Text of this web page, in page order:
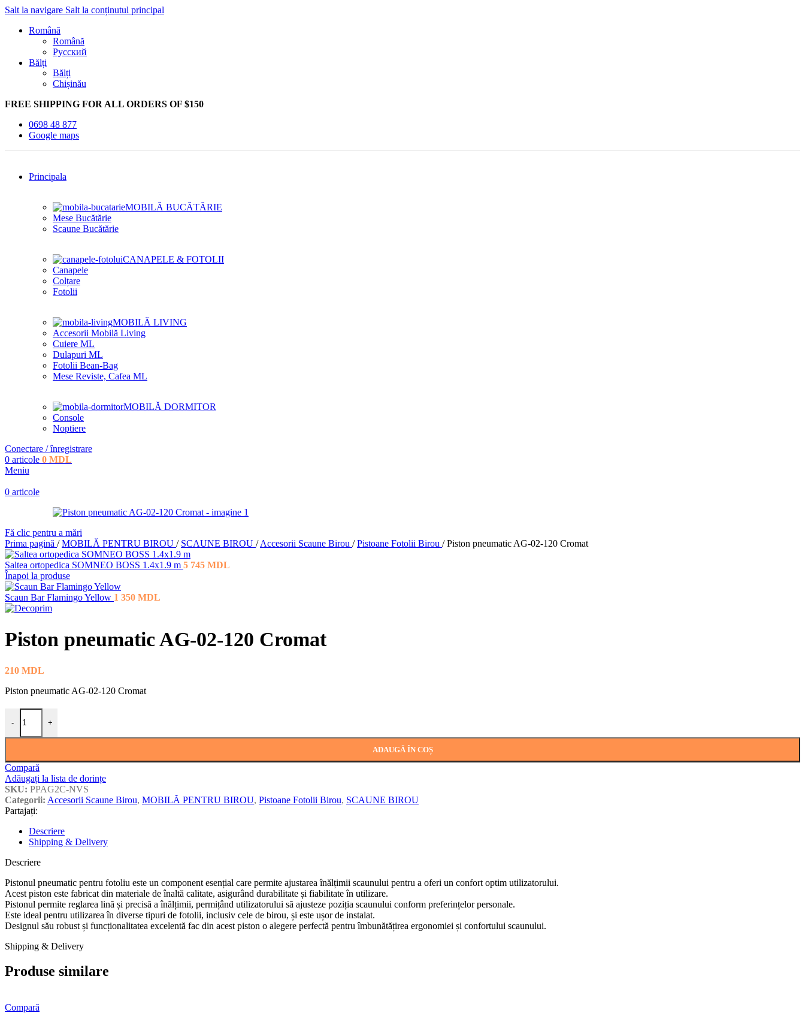
Salt la navigare Salt la conținutul principal
Română
Română
Русский
Bălți
Bălți
Chișinău
FREE SHIPPING FOR ALL ORDERS OF $150
0698 48 877
Google maps
Principala
MOBILĂ BUCĂTĂRIE
Mese Bucătărie
Scaune Bucătărie
CANAPELE & FOTOLII
Canapele
Colțare
Fotolii
MOBILĂ LIVING
Accesorii Mobilă Living
Cuiere ML
Dulapuri ML
Fotolii Bean-Bag
Mese Reviste, Cafea ML
MOBILĂ DORMITOR
Console
Noptiere
Conectare / înregistrare
0 articole 0 MDL
Meniu
0 articole
Fă clic pentru a mări
Prima pagină / MOBILĂ PENTRU BIROU / SCAUNE BIROU / Accesorii Scaune Birou / Pistoane Fotolii Birou / Piston pneumatic AG-02-120 Cromat
Saltea ortopedica SOMNEO BOSS 1.4x1.9 m 5 745 MDL
Înapoi la produse
Scaun Bar Flamingo Yellow 1 350 MDL
Piston pneumatic AG-02-120 Cromat
210 MDL
Piston pneumatic AG-02-120 Cromat
-
Cantitate Piston pneumatic AG-02-120 Cromat
+
ADAUGĂ ÎN COȘ
Compară
Adăugați la lista de dorințe
SKU: PPAG2C-NVS
Categorii: Accesorii Scaune Birou, MOBILĂ PENTRU BIROU, Pistoane Fotolii Birou, SCAUNE BIROU
Partajați:
Descriere
Shipping & Delivery
Descriere
Pistonul pneumatic pentru fotoliu este un component esențial care permite ajustarea înălțimii scaunului pentru a oferi un confort optim utilizatorului.
Acest piston este fabricat din materiale de înaltă calitate, asigurând durabilitate și fiabilitate în utilizare.
Pistonul permite reglarea lină și precisă a înălțimii, permițând utilizatorului să ajusteze poziția scaunului conform preferințelor personale.
Este ideal pentru utilizarea în diverse tipuri de fotolii, inclusiv cele de birou, și este ușor de instalat.
Designul său robust și funcționalitatea excelentă fac din acest piston o alegere perfectă pentru îmbunătățirea ergonomiei și confortului scaunului.
Shipping & Delivery
Produse similare
Compară